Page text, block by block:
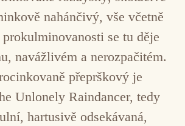
nahánčivý, vše včetně
se tu děje
navážlivém a nerozpačitém.
přeprškový je
Unlonely Raindancer, tedy
hartusivě odsekávaná,